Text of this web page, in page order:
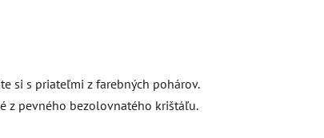
si s priateľmi z farebných pohárov.
z pevného bezolovnatého krištáľu.